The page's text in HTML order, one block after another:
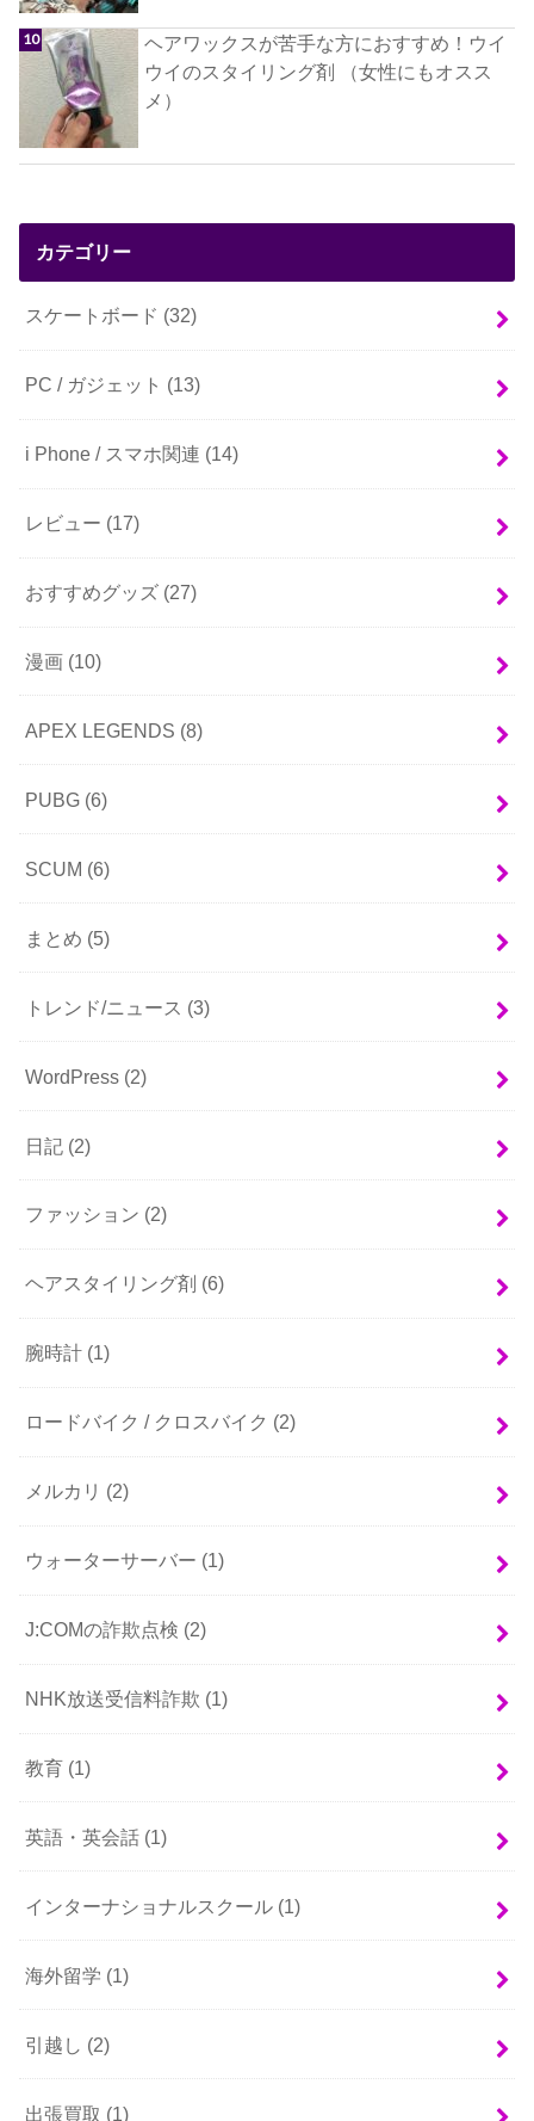
ヘアワックスが苦手な方におすすめ！ウイ
ウイのスタイリング剤 （女性にもオスス
メ）
カテゴリー
スケートボード (32)
PC / ガジェット (13)
i Phone / スマホ関連 (14)
レビュー (17)
おすすめグッズ (27)
漫画 (10)
APEX LEGENDS (8)
PUBG (6)
SCUM (6)
まとめ (5)
トレンド/ニュース (3)
WordPress (2)
日記 (2)
ファッション (2)
ヘアスタイリング剤 (6)
腕時計 (1)
ロードバイク / クロスバイク (2)
メルカリ (2)
ウォーターサーバー (1)
J:COMの詐欺点検 (2)
NHK放送受信料詐欺 (1)
教育 (1)
英語・英会話 (1)
インターナショナルスクール (1)
海外留学 (1)
引越し (2)
出張買取 (1)